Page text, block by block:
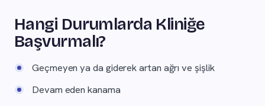
Hangi Durumlarda Kliniğe
Başvurmalı?
Geçmeyen ya da giderek artan ağrı ve şişlik
Devam eden kanama